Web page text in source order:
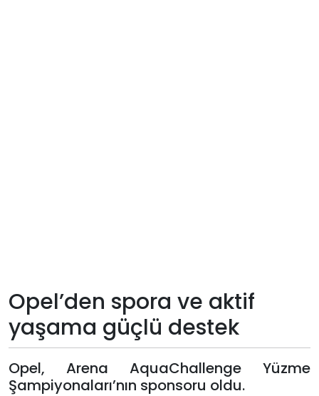
Giriş
Yap
Opel’den spora ve aktif
yaşama güçlü destek
Opel, Arena AquaChallenge Yüzme
Şampiyonaları’nın sponsoru oldu.